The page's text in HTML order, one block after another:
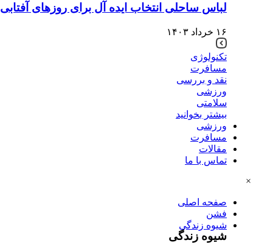
لباس ساحلی انتخاب ایده آل برای روزهای آفتابی
۱۶ خرداد ۱۴۰۳
تکنولوژی
مسافرت
نقد و بررسی
ورزشی
سلامتی
بیشتر بخوانید
ورزشی
مسافرت
مقالات
تماس با ما
×
صفحه اصلی
فشن
شیوه زندگی
شیوه زندگی